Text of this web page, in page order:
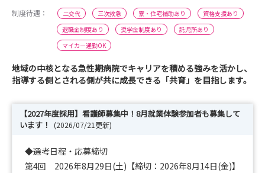
制度待遇：
二交代 三次救急 寮・住宅補助あり
資格支援あり
退職金制度あり
奨学金制度あり
託児所あり
マイカー通勤OK
地域の中核となる急性期病院でキャリアを積める強みを活かし、
指導する側とされる側が共に成長できる「共育」を目指します。
【2027年度採用】看護師募集中！8月就業体験参加者も募集して
います！
(2026/07/21更新)
◆選考日程・応募締切
第4回 2026年8月29日(土)【締切：2026年8月14日(金)】